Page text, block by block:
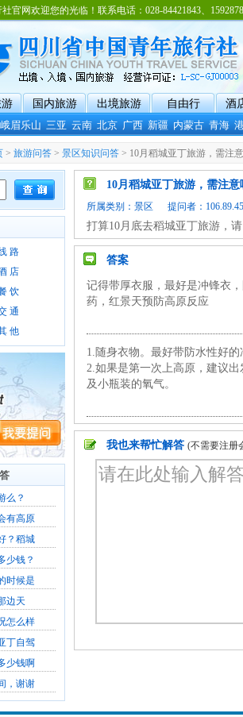
官网欢迎您的光临！联系电话：028-84421843、
国内旅游 出境旅游 自由行
酒
峨眉乐山 三亚 云南 北京 广西 新疆 内蒙古 青海
> 旅游问答 > 景区知识问答 > 10月稻城亚丁旅游，需注
路
店
饮
通
他
么？
有高原
？稻城
少钱？
时候是
边天
怎么样
丁自驾
少钱啊
，谢谢
10月稻城亚丁旅游，需注意
所属类别： 景区 提问者：
打算10月底去稻城亚丁旅游，
答案
记得带厚衣服，最好是冲锋衣
药，红景天预防高原反应
1.随身衣物。最好带防水性好
2.如果是第一次上高原，建议
及小瓶装的氧气。
我也来帮忙解答 (不需要注册